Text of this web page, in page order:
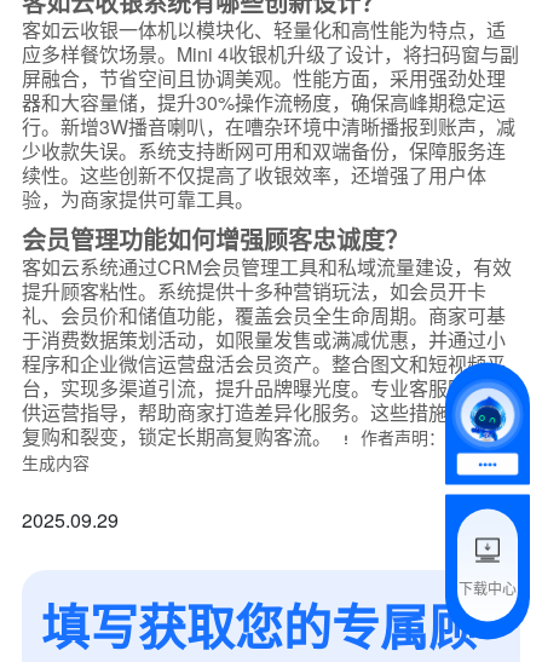
客如云收银一体机以模块化、轻量化和高性能为特点，适
应多样餐饮场景。Mini 4收银机升级了设计，将扫码窗与副
屏融合，节省空间且协调美观。性能方面，采用强劲处理
器和大容量储，提升30%操作流畅度，确保高峰期稳定运
行。新增3W播音喇叭，在嘈杂环境中清晰播报到账声，减
少收款失误。系统支持断网可用和双端备份，保障服务连
续性。这些创新不仅提高了收银效率，还增强了用户体
验，为商家提供可靠工具。
会员管理功能如何增强顾客忠诚度？
客如云系统通过CRM会员管理工具和私域流量建设，有效
提升顾客粘性。系统提供十多种营销玩法，如会员开卡
礼、会员价和储值功能，覆盖会员全生命周期。商家可基
于消费数据策划活动，如限量发售或满减优惠，并通过小
程序和企业微信运营盘活会员资产。整合图文和短视频平
台，实现多渠道引流，提升品牌曝光度。专业客服团队提
供运营指导，帮助商家打造差异化服务。这些措施促进了
复购和裂变，锁定长期高复购客流。
作者声明：作品含AI
生成内容
2025.09.29
填写获取您的专属顾
下载中心
*联系方式
+86
*所属业态
*我的姓名
预约试用